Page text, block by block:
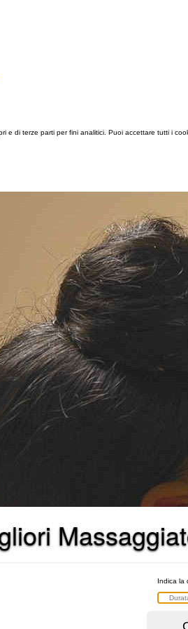
e di terze parti per fini analitici. Puoi accettare tutti i
Indica la